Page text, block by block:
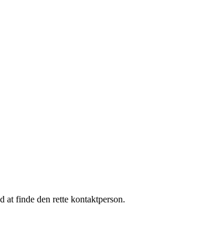
at finde den rette kontaktperson.